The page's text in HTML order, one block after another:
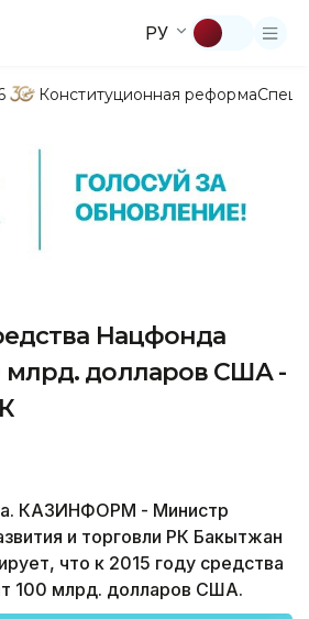
РУ
Конституционная реформа
Нацфонда
млрд. долларов США -
КАЗИНФОРМ - Министр
и торговли РК Бакытжан
что к 2015 году средства
100 млрд. долларов США.